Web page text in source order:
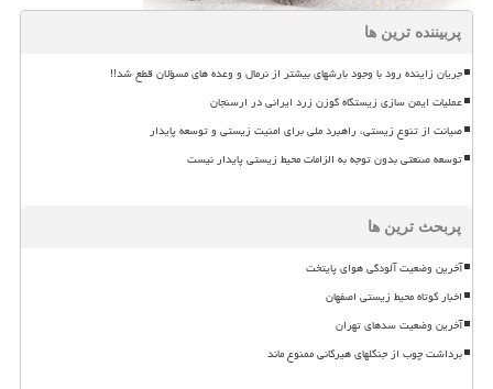
پربیننده ترین ها
جریان زاینده رود با وجود بارشهای بیشتر از نرمال و وعده های مسؤلان قطع شد!!
عملیات ایمن سازی زیستگاه گوزن زرد ایرانی در ارسنجان
صیانت از تنوع زیستی، راهبرد ملی برای امنیت زیستی و توسعه پایدار
توسعه صنعتی بدون توجه به الزامات محیط زیستی پایدار نیست
پربحث ترین ها
آخرین وضعیت آلودگی هوای پایتخت
اخبار کوتاه محیط زیستی اصفهان
آخرین وضعیت سدهای تهران
برداشت چوب از جنگلهای هیرکانی ممنوع ماند